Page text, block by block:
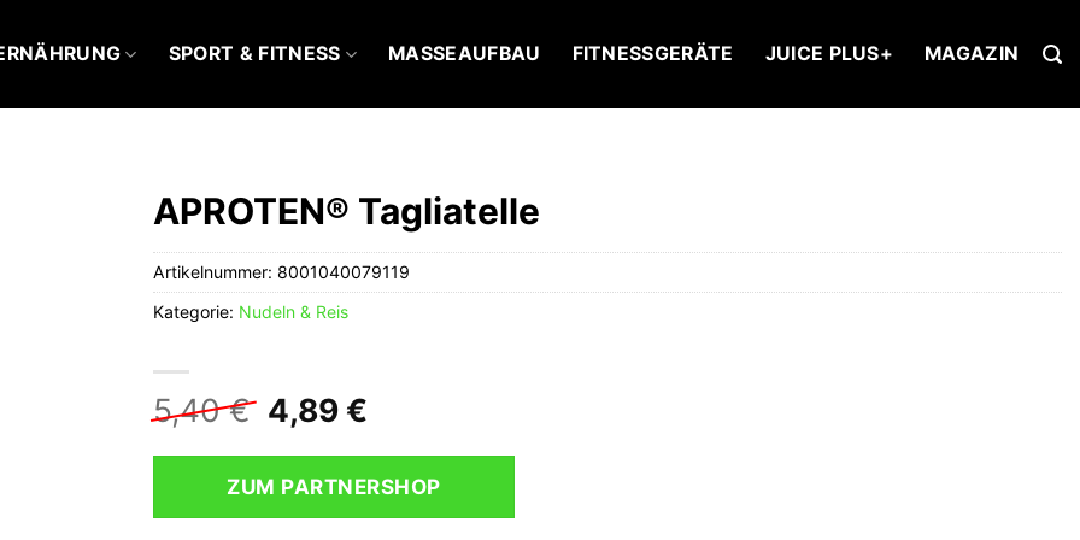
SPORT & FITNESS MASSEAUFBAU FITNESSGERÄTE JUICE PLUS+ MAGAZIN
APROTEN® Tagliatelle
5,40€ Ursprünglicher
Preis
war:
5,40 €
4,89 €Aktueller
ist:
4,89 €.
ZUM PARTNERSHOP
Artikelnummer: 8001040079119
Kategorie: Nudeln & Reis